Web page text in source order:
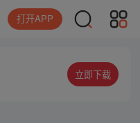
打开APP
立即下载